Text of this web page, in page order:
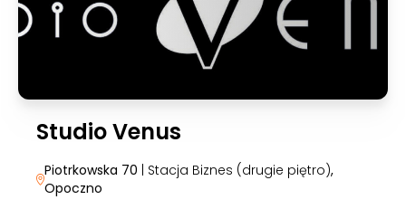
Studio Venus
Piotrkowska 70 | Stacja Biznes (drugie piętro),
Opoczno